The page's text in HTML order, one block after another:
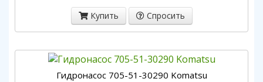
Купить Спросить
Гидронасос 705-51-30290 Komatsu